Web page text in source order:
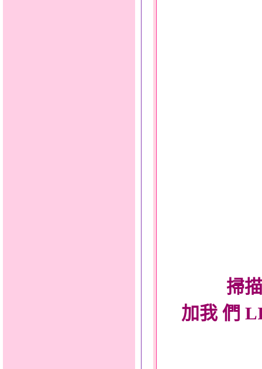
掃
加我 們